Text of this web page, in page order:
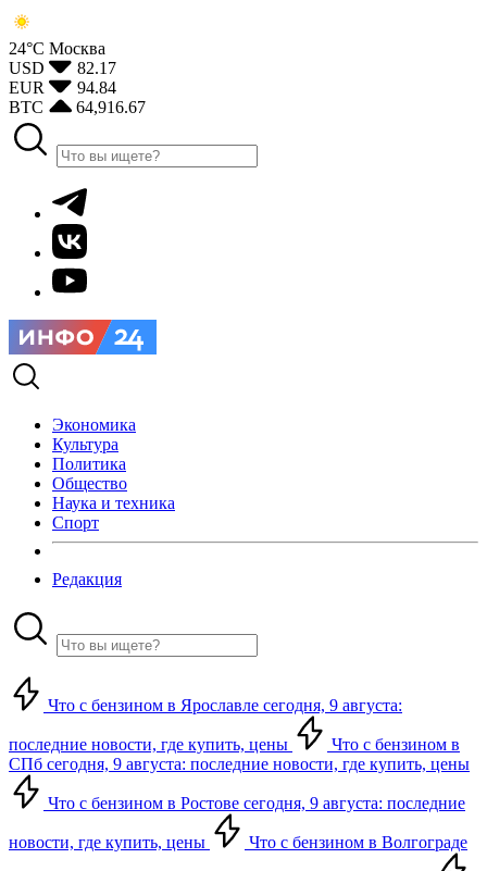
24°С Москва
USD
82.17
EUR
94.84
BTC
64,916.67
Экономика
Культура
Политика
Общество
Наука и техника
Спорт
Редакция
Что с бензином в Ярославле сегодня, 9 августа:
последние новости, где купить, цены
Что с бензином в
СПб сегодня, 9 августа: последние новости, где купить, цены
Что с бензином в Ростове сегодня, 9 августа: последние
новости, где купить, цены Что с бензином в Волгограде